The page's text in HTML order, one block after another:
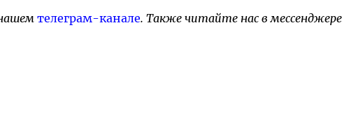
телеграм-канале. Также читайте нас в мессенджере